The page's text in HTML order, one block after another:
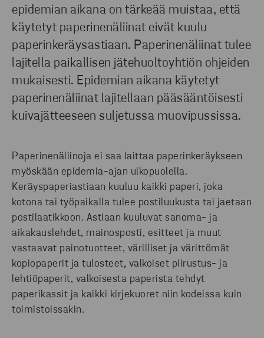
epidemian aikana on tärkeää muistaa, että
käytetyt paperinenäliinat eivät kuulu
paperinkeräysastiaan. Paperinenäliinat tulee
lajitella paikallisen jätehuoltoyhtiön ohjeiden
mukaisesti. Epidemian aikana käytetyt
paperinenäliinat lajitellaan pääsääntöisesti
kuivajätteeseen suljetussa muovipussissa.
Paperinenäliinoja ei saa laittaa paperinkeräykseen
myöskään epidemia-ajan ulkopuolella.
Keräyspaperiastiaan kuuluu kaikki paperi, joka
kotona tai työpaikalla tulee postiluukusta tai jaetaan
postilaatikkoon. Astiaan kuuluvat sanoma- ja
aikakauslehdet, mainosposti, esitteet ja muut
vastaavat painotuotteet, värilliset ja värittömät
kopiopaperit ja tulosteet, valkoiset piirustus- ja
lehtiöpaperit, valkoisesta paperista tehdyt
paperikassit ja kaikki kirjekuoret niin kodeissa kuin
toimistoissakin.